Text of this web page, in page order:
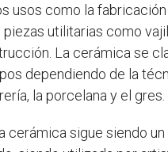
usos como la
utilitarias como
La cerámica se
dependiendo de la
la porcelana y el gres.
cerámica sigue siendo un